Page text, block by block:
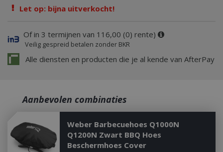
Let op: bijna uitverkocht!
Of in 3 termijnen van 116,00 (0) rente)
Veilig gespreid betalen zonder BKR
Alle diensten en producten die je al kende van AfterPay
Aanbevolen combinaties
Weber Barbecuehoes Q1000N
Q1200N Zwart BBQ Hoes
Beschermhoes Cover